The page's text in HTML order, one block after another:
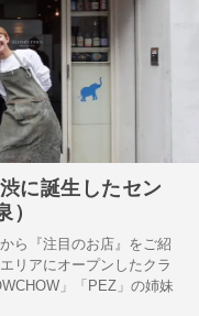
に誕生したセン
ら『注目のお店』をご紹
リアにオープンしたクラ
」「PEZ」の姉妹